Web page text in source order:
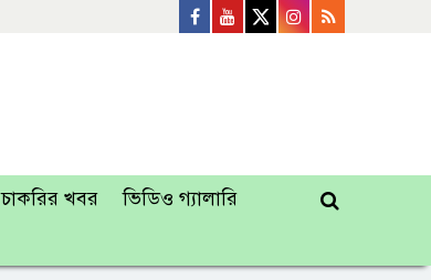
চাকরির খবর
ভিডিও গ্যালারি